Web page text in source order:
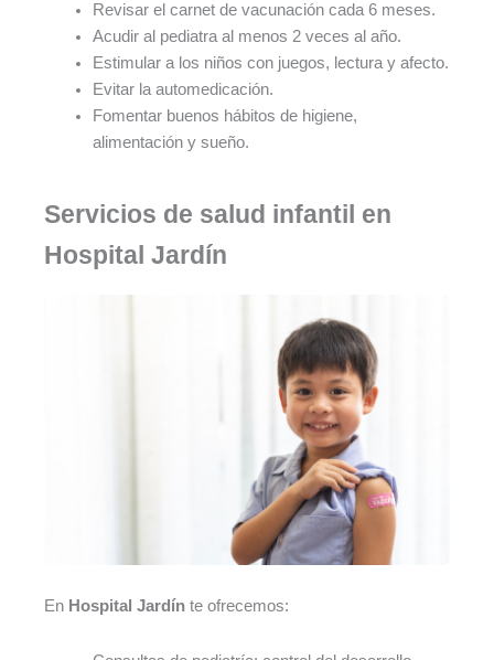
Revisar el carnet de vacunación cada 6 meses.
Acudir al pediatra al menos 2 veces al año.
Estimular a los niños con juegos, lectura y afecto.
Evitar la automedicación.
Fomentar buenos hábitos de higiene,
alimentación y sueño.
Servicios de salud infantil en
Hospital Jardín
En Hospital Jardín te ofrecemos: